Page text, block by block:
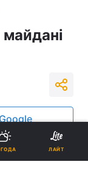
Реклама
ЛАЙТ